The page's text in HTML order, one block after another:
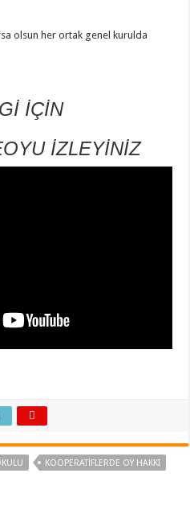
olsun her ortak genel kurulda
İÇİN
İZLEYİNİZ
KOOPERATIFLERDE OY HAKKI